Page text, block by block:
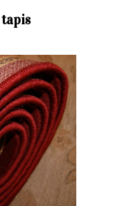
tapis